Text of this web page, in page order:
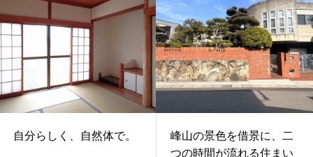
自分らしく、自然体で。
峰山の景色を借景に、二
つの時間が流れる住まい